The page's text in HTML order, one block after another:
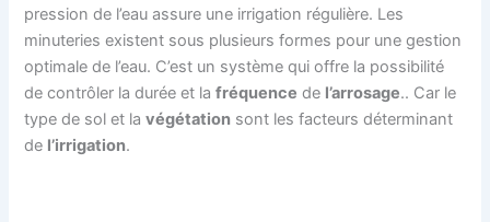
pression de l’eau assure une irrigation régulière. Les
minuteries existent sous plusieurs formes pour une gestion
optimale de l’eau. C’est un système qui offre la possibilité
de contrôler la durée et lafréquence de l’arrosage.. Car le
type de sol et lavégétation sont les facteurs déterminant
de l’irrigation.